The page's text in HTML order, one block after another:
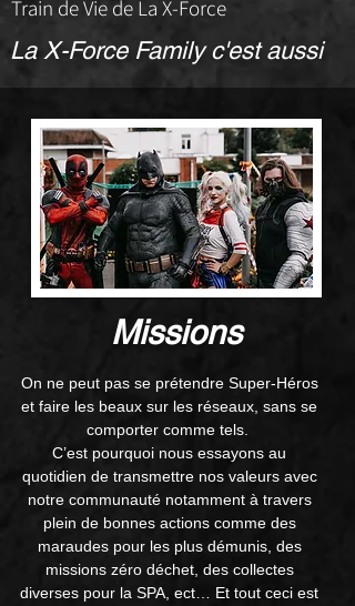
Train de Vie de La X-Force
La X-Force Family c'est aussi
Missions
On ne peut pas se prétendre Super-Héros
et faire les beaux sur les réseaux, sans se
comporter comme tels.
C’est pourquoi nous essayons au
quotidien de transmettre nos valeurs avec
notre communauté notamment à travers
plein de bonnes actions comme des
maraudes pour les plus démunis, des
missions zéro déchet, des collectes
diverses pour la SPA, ect… Et tout ceci est